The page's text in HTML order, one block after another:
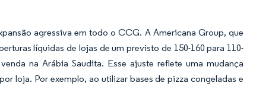
agressiva em todo o CCG. A Americana Group, que
líquidas de lojas de um previsto de 150-160 para 110-
na Arábia Saudita. Esse ajuste reflete uma mudança
loja. Por exemplo, ao utilizar bases de pizza congeladas e